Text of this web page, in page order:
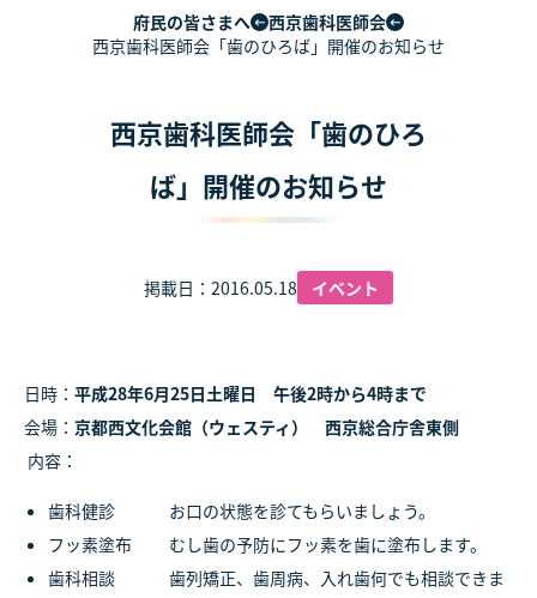
府民の皆さまへ
西京歯科医師会
西京歯科医師会「歯のひろば」開催のお知らせ
西京歯科医師会「歯のひろ
ば」開催のお知らせ
掲載日：2016.05.18 イベント
日時： 平成28年6月25日土曜日 午後2時から4時まで
会場： 京都西文化会館（ウェスティ） 西京総合庁舎東側
内容：
歯科健診 お口の状態を診てもらいましょう。
フッ素塗布 むし歯の予防にフッ素を歯に塗布します。
歯科相談 歯列矯正、歯周病、入れ歯何でも相談できま